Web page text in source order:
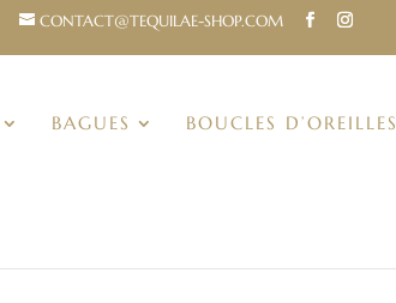
CONTACT@TEQUILAE-SHOP.COM
BAGUES BOUCLES D’OREILLES